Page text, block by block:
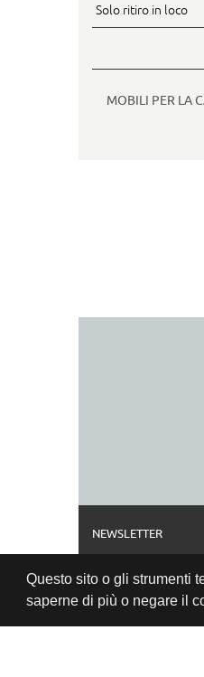
Questo sito o gli strumenti
saperne di più o negare il
Solo ritiro in loco
MOBILI PER LA
NEWSLETTER
CHI SIAMO
NOTE LEGALI
CGV
PROTEZIONE DATI